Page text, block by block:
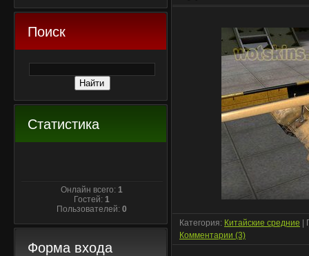
Поиск
Статистика
Онлайн всего:1
Гостей:1
Пользователей:0
Форма входа
Категория: Китайские средние |
Комментарии (3)